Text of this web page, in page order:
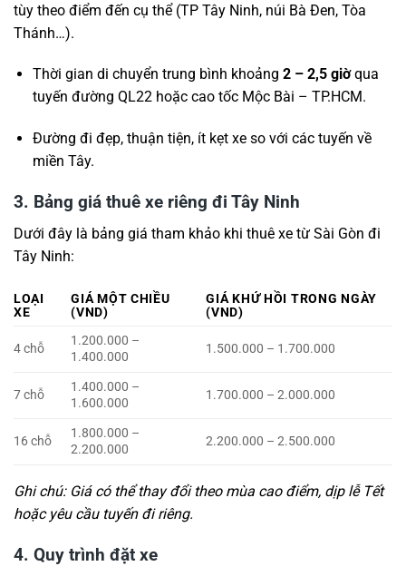
tùy theo điểm đến cụ thể (TP Tây Ninh, núi Bà Đen, Tòa
Thánh…).
Thời gian di chuyển trung bình khoảng 2 – 2,5 giờqua
tuyến đường QL22 hoặc cao tốc Mộc Bài – TP.HCM.
Đường đi đẹp, thuận tiện, ít kẹt xe so với các tuyến về
miền Tây.
3. Bảng giá thuê xe riêng đi Tây Ninh
Dưới đây là bảng giá tham khảo khi thuê xe từ Sài Gòn đi
Tây Ninh:
LOẠI
XE
GIÁ MỘT CHIỀU
(VND)
GIÁ KHỨ HỒI TRONG NGÀY
(VND)
4 chỗ
1.200.000 –
1.400.000
1.500.000 – 1.700.000
7 chỗ
1.400.000 –
1.600.000
1.700.000 – 2.000.000
16 chỗ
1.800.000 –
2.200.000
2.200.000 – 2.500.000
Ghi chú: Giá có thể thay đổi theo mùa cao điểm, dịp lễ Tết
hoặc yêu cầu tuyến đi riêng.
4. Quy trình đặt xe